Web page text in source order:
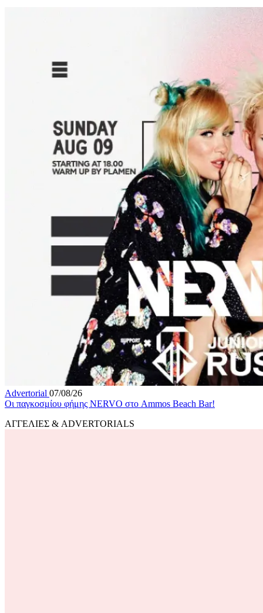
Advertorial 07/08/26
Οι παγκοσμίου φήμης NERVO στο Ammos Beach Bar!
ΑΓΓΕΛΙΕΣ & ADVERTORIALS